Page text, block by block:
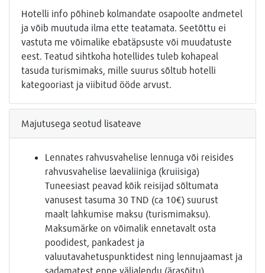
Hotelli info põhineb kolmandate osapoolte andmetel
ja võib muutuda ilma ette teatamata. Seetõttu ei
vastuta me võimalike ebatäpsuste või muudatuste
eest. Teatud sihtkoha hotellides tuleb kohapeal
tasuda turismimaks, mille suurus sõltub hotelli
kategooriast ja viibitud ööde arvust.
Majutusega seotud lisateave
Lennates rahvusvahelise lennuga või reisides
rahvusvahelise laevaliiniga (kruiisiga)
Tuneesiast peavad kõik reisijad sõltumata
vanusest tasuma 30 TND (ca 10€) suurust
maalt lahkumise maksu (turismimaksu).
Maksumärke on võimalik ennetavalt osta
poodidest, pankadest ja
valuutavahetuspunktidest ning lennujaamast ja
sadamatest enne väljalendu (ärasõitu).